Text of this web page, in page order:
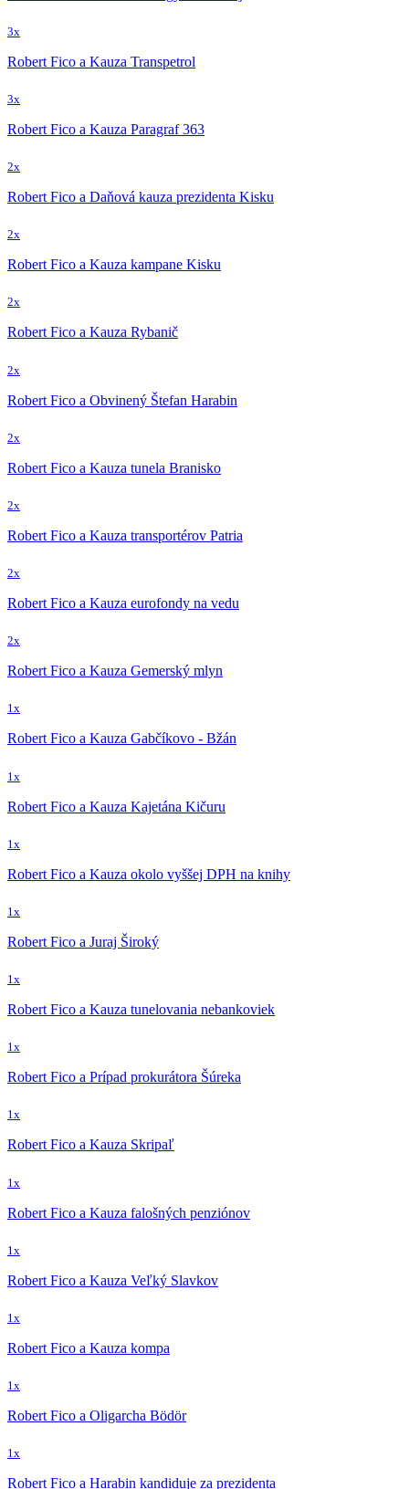
3x
Robert Fico a Kauza Transpetrol
3x
Robert Fico a Kauza Paragraf 363
2x
Robert Fico a Daňová kauza prezidenta Kisku
2x
Robert Fico a Kauza kampane Kisku
2x
Robert Fico a Kauza Rybanič
2x
Robert Fico a Obvinený Štefan Harabin
2x
Robert Fico a Kauza tunela Branisko
2x
Robert Fico a Kauza transportérov Patria
2x
Robert Fico a Kauza eurofondy na vedu
2x
Robert Fico a Kauza Gemerský mlyn
1x
Robert Fico a Kauza Gabčíkovo - Bžán
1x
Robert Fico a Kauza Kajetána Kičuru
1x
Robert Fico a Kauza okolo vyššej DPH na knihy
1x
Robert Fico a Juraj Široký
1x
Robert Fico a Kauza tunelovania nebankoviek
1x
Robert Fico a Prípad prokurátora Šúreka
1x
Robert Fico a Kauza Skripaľ
1x
Robert Fico a Kauza falošných penziónov
1x
Robert Fico a Kauza Veľký Slavkov
1x
Robert Fico a Kauza kompa
1x
Robert Fico a Oligarcha Bödör
1x
Robert Fico a Harabin kandiduje za prezidenta